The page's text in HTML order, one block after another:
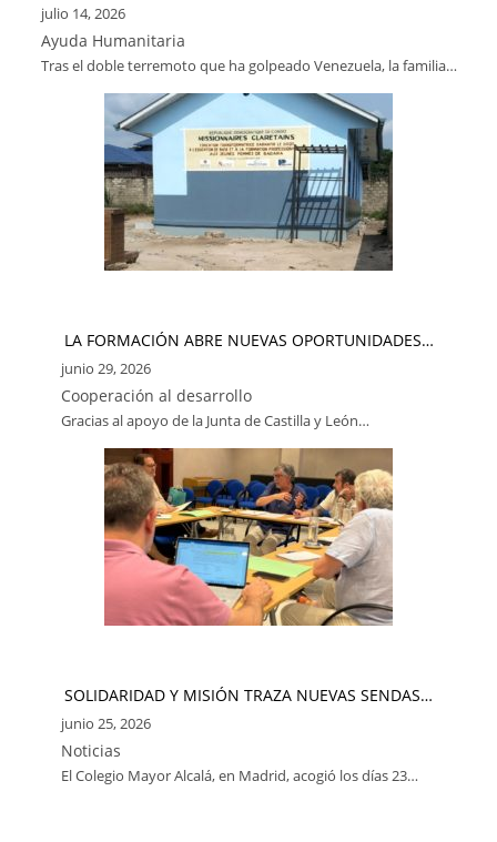
julio 14, 2026
Ayuda Humanitaria
Tras el doble terremoto que ha golpeado Venezuela, la familia…
LA FORMACIÓN ABRE NUEVAS OPORTUNIDADES…
junio 29, 2026
Cooperación al desarrollo
Gracias al apoyo de la Junta de Castilla y León…
SOLIDARIDAD Y MISIÓN TRAZA NUEVAS SENDAS…
junio 25, 2026
Noticias
El Colegio Mayor Alcalá, en Madrid, acogió los días 23…